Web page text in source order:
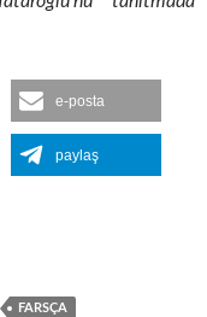
e-posta
paylaş
FARSÇA